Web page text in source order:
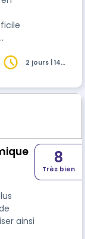
ce
2 jours | 14
ainsi
8
Très bien